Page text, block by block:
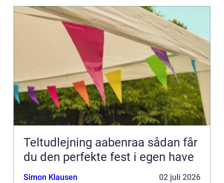
Teltudlejning aabenraa sådan får
du den perfekte fest i egen have
Simon Klausen 02 juli 2026